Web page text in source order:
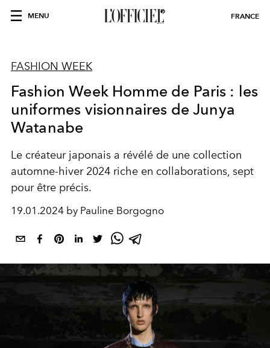
MENU FRANCE
FASHION WEEK
Fashion Week Homme de Paris : les
uniformes visionnaires de Junya
Watanabe
Le créateur japonais a révélé de une collection
automne-hiver 2024 riche en collaborations, sept
pour être précis.
19.01.2024 by Pauline Borgogno